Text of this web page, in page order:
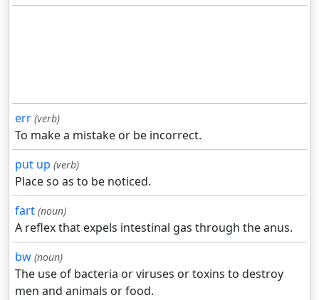
err (verb)
To make a mistake or be incorrect.
put up (verb)
Place so as to be noticed.
fart (noun)
A reflex that expels intestinal gas through the anus.
bw (noun)
The use of bacteria or viruses or toxins to destroy
men and animals or food.